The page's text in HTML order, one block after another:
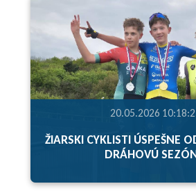
20.05.2026
ŽIARSKI CYKLISTI ÚSPEŠNE
DRÁHOVÚ